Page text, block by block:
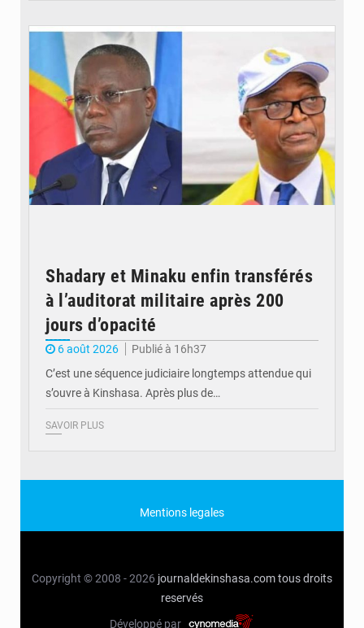
Shadary et Minaku enfin transférés
à l’auditorat militaire après 200
jours d’opacité
6 août 2026
Publié à 16h37
C’est une séquence judiciaire longtemps attendue qui
s’ouvre à Kinshasa. Après plus de…
SAVOIR PLUS
Mentions legales
Copyright © 2008 - 2026 journaldekinshasa.comtous droits
reservés
Développé par